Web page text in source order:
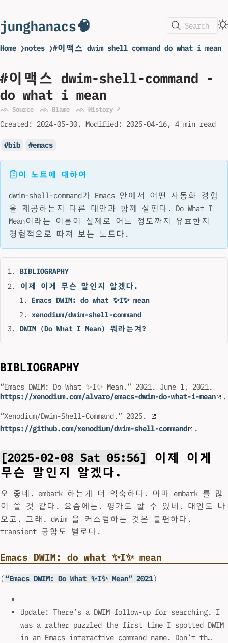
junghanacs🧠 Search
Home ❯notes ❯#이맥스 dwim shell command do what i mean
#이맥스 dwim-shell-command -
do what i mean
ᨒ Source ᨒ Blame ᨒ History ↗
Created: 2024-05-30 Modified: 2025-04-16 4 min read
bib emacs
이 노트에 대하여
dwim-shell-command가 Emacs 안에서 어떤 자동화 경험
을 제공하는지 다른 대안과 함께 살핀다. Do What I
Mean이라는 이름이 실제로 어느 정도까지 유효한지
경험적으로 따져 보는 노트다.
BIBLIOGRAPHY
이제 이게 무슨 말인지 알겠다.
Emacs DWIM: do what ✨I✨ mean
xenodium/dwim-shell-command
DWIM (Do What I Mean) 뭐라는겨?
BIBLIOGRAPHY
“Emacs DWIM: Do What ✨I✨ Mean.” 2021. June 1, 2021.
https://xenodium.com/alvaro/emacs-dwim-do-what-i-mean
.
“Xenodium/Dwim-Shell-Command.” 2025.
https://github.com/xenodium/dwim-shell-command
.
[2025-02-08 Sat 05:56]
이제 이게
무슨 말인지 알겠다.
오 좋네. embark 하는게 더 익숙하다. 아마 embark 를 많
이 쓸 것 같다. 요즘에는. 평가도 할 수 있네. 대안도 나
오고. 그래. dwim 을 커스텀하는 것은 불편하다.
transient 궁합도 별로다.
Emacs DWIM: do what ✨I✨ mean
(“Emacs DWIM: Do What ✨I✨ Mean” 2021)
Update: There’s a DWIM follow-up for searching. I
was a rather puzzled the first time I spotted DWIM
in an Emacs interactive command name. Don’t th…